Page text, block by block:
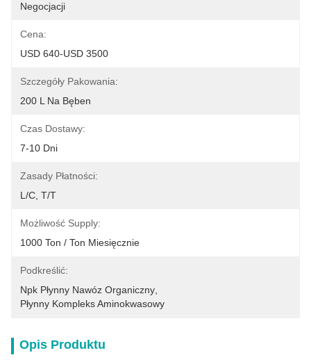
Negocjacji
Cena:
USD 640-USD 3500
Szczegóły Pakowania:
200 L Na Bęben
Czas Dostawy:
7-10 Dni
Zasady Płatności:
L/C, T/T
Możliwość Supply:
1000 Ton / Ton Miesięcznie
Podkreślić:
Npk Płynny Nawóz Organiczny
Płynny Kompleks Aminokwasowy
Opis Produktu